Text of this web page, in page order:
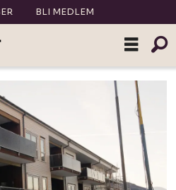
BLI MEDLEM